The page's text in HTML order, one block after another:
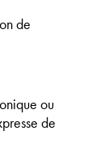
de
ou
de